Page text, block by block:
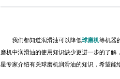
我们都知道润滑油可以降低球磨机等机器
磨机中润滑油的使用知识缺少更进一步的了
星专家介绍有关球磨机润滑油的知识，希望能